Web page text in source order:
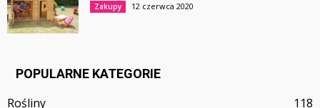
Zakupy 12 czerwca 2020
POPULARNE KATEGORIE
Rośliny 118